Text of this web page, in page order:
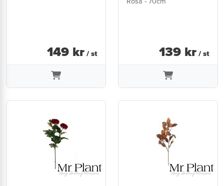
149 kr / st 139 kr / st